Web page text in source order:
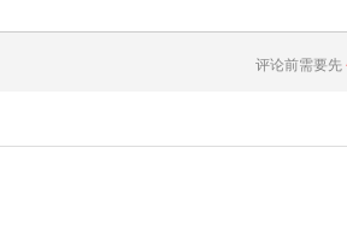
评论前需要先